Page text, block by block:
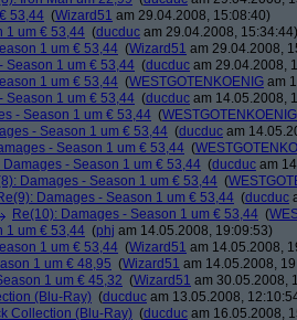
53,44 (Wizard51 am 29.04.2008, 15:08:40)
1 um € 53,44 (ducduc am 29.04.2008, 15:34:44)
1 um € 53,44 (Wizard51 am 29.04.2008,
Season 1 um € 53,44 (ducduc am 29.04.2008,
1 um € 53,44 (WESTGOTENKOENIG am
Season 1 um € 53,44 (ducduc am 14.05.2008,
- Season 1 um € 53,44 (WESTGOTENKOENIG
- Season 1 um € 53,44 (ducduc am
- Season 1 um € 53,44 (
Damages - Season 1 um € 53,44 (ducduc am
Damages - Season 1 um € 53,44 (
Damages - Season 1 um € 53,44 (ducduc
Re(10): Damages - Season 1 um € 53,44 (
1 um € 53,44 (phj am 14.05.2008, 19:09:53)
1 um € 53,44 (Wizard51 am 14.05.2008,
1 um € 48,95 (Wizard51 am 14.05.2008,
1 um € 45,32 (Wizard51 am 30.05.2008,
(Blu-Ray) (ducduc am 13.05.2008,
Collection (Blu-Ray) (ducduc am 16.05.2008,